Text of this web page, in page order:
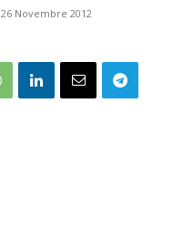
26 Novembre 2012